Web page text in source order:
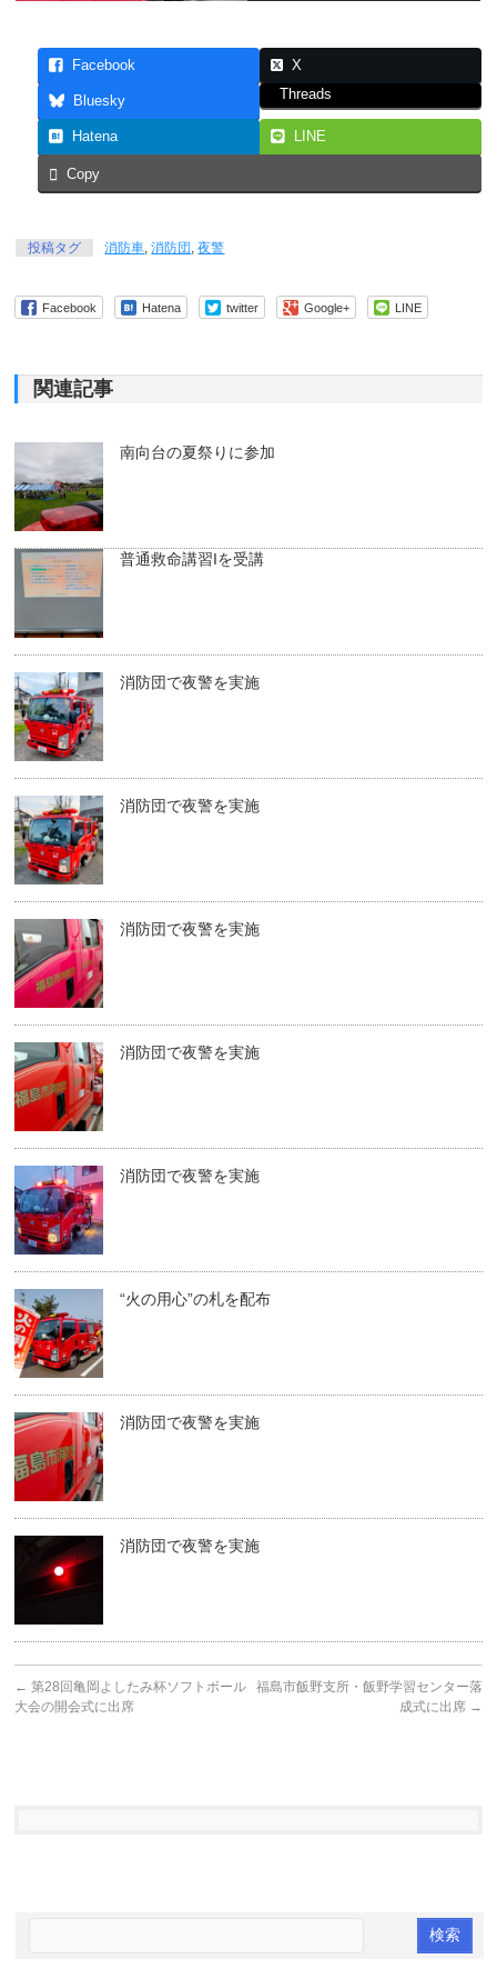
Facebook X
Bluesky Threads
Hatena LINE
Copy
投稿タグ 消防車,消防団 ,夜警
Facebook Hatena twitter Google+ LINE
関連記事
南向台の夏祭りに参加
普通救命講習Iを受講
消防団で夜警を実施
消防団で夜警を実施
消防団で夜警を実施
消防団で夜警を実施
消防団で夜警を実施
“火の用心”の札を配布
消防団で夜警を実施
消防団で夜警を実施
← 第28回亀岡よしたみ杯ソフトボール
大会の開会式に出席
福島市飯野支所・飯野学習センター落
成式に出席 →